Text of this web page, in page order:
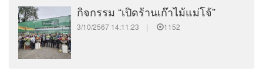
กิจกรรม “เปิดร้านเก๊าไม้แม่โจ้”
3/10/2567 14:11:23 | 1152